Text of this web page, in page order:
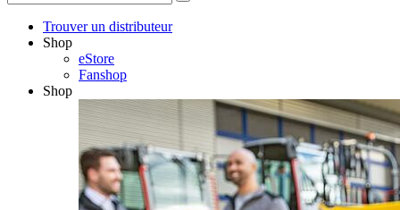
Trouver un distributeur
Shop
eStore
Fanshop
Shop